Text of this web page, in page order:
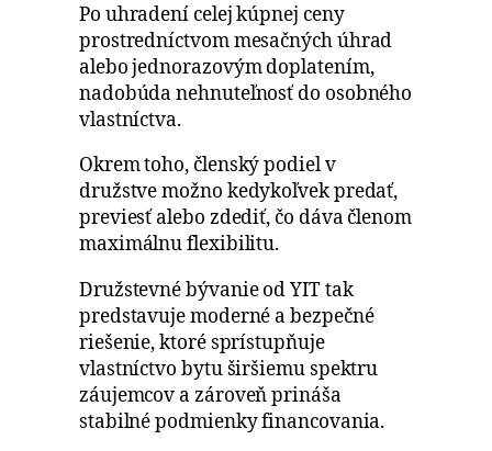
Po uhradení celej kúpnej ceny
prostredníctvom mesačných úhrad
alebo jednorazovým doplatením,
nadobúda nehnuteľnosť do osobného
vlastníctva.
Okrem toho, členský podiel v
družstve možno kedykoľvek predať,
previesť alebo zdediť, čo dáva členom
maximálnu flexibilitu.
Družstevné bývanie od YIT tak
predstavuje moderné a bezpečné
riešenie, ktoré sprístupňuje
vlastníctvo bytu širšiemu spektru
záujemcov a zároveň prináša
stabilné podmienky financovania.